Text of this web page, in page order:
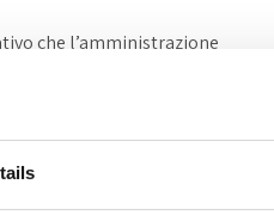
che l’amministrazione
in autotutela con
essa, attribuito il
favorevole all’erario.